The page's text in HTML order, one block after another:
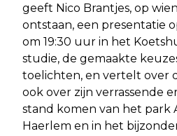
geeft Nico Brantjes, op
ontstaan, een presentatie
om 19:30 uur in het
studie, de gemaakte
toelichten, en vertelt over
ook over zijn verrassende
stand komen van het park
Haerlem en in het